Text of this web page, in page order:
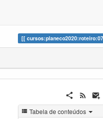
Tabela de conteúdos